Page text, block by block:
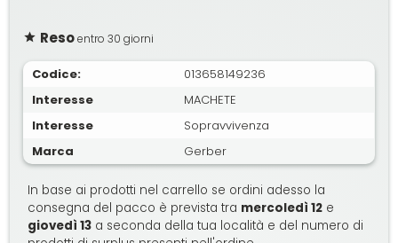
Resoentro 30 giorni
Codice:
013658149236
Interesse
MACHETE
Interesse
Sopravvivenza
Marca
Gerber
In base ai prodotti nel carrello se ordini adesso la
consegna del pacco è prevista tra mercoledì 12 e
giovedì 13 a seconda della tua località e del numero di